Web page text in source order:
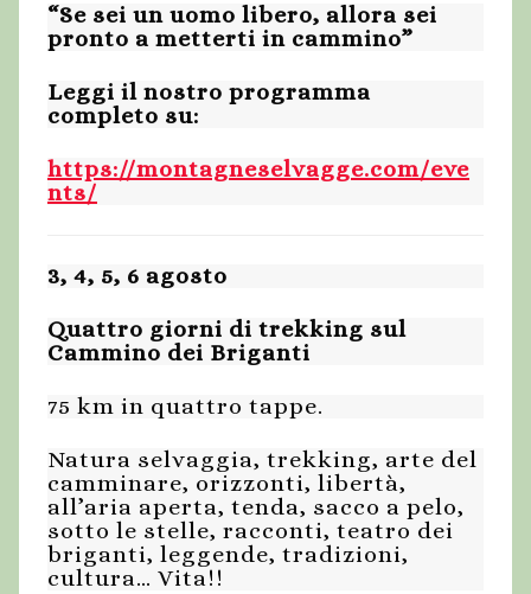
“Se sei un uomo libero, allora sei
pronto a metterti in cammino”
Leggi il nostro programma
completo su:
https://montagneselvagge.com/eve
nts/
3, 4, 5, 6 agosto
Quattro giorni di trekking sul
Cammino dei Briganti
75 km in quattro tappe.
Natura selvaggia, trekking, arte del
camminare, orizzonti, libertà,
all’aria aperta, tenda, sacco a pelo,
sotto le stelle, racconti, teatro dei
briganti, leggende, tradizioni,
cultura… Vita!!